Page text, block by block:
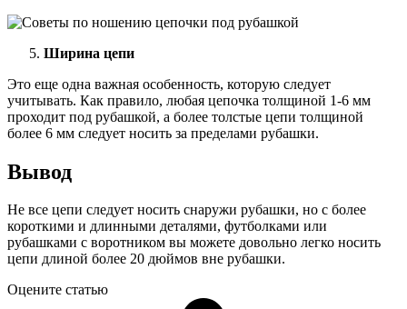
Ширина цепи
Это еще одна важная особенность, которую следует
учитывать. Как правило, любая цепочка толщиной 1-6 мм
проходит под рубашкой, а более толстые цепи толщиной
более 6 мм следует носить за пределами рубашки.
Вывод
Не все цепи следует носить снаружи рубашки, но с более
короткими и длинными деталями, футболками или
рубашками с воротником вы можете довольно легко носить
цепи длиной более 20 дюймов вне рубашки.
Оцените статью